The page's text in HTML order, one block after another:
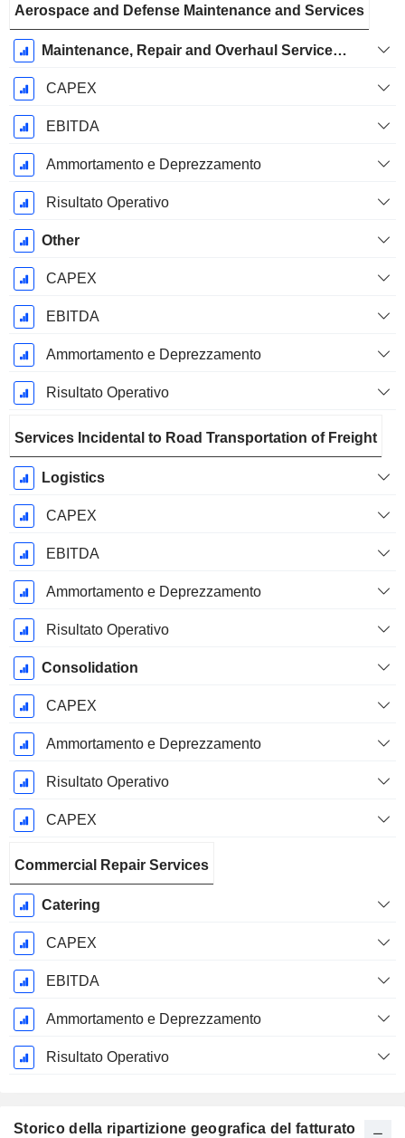
Aerospace and Defense Maintenance and Services
Maintenance, Repair and Overhaul Services (MRO)
CAPEX
EBITDA
Ammortamento e Deprezzamento
Risultato Operativo
Other
CAPEX
EBITDA
Ammortamento e Deprezzamento
Risultato Operativo
Services Incidental to Road Transportation of Freight
Logistics
CAPEX
EBITDA
Ammortamento e Deprezzamento
Risultato Operativo
Consolidation
CAPEX
Ammortamento e Deprezzamento
Risultato Operativo
CAPEX
Commercial Repair Services
Catering
CAPEX
EBITDA
Ammortamento e Deprezzamento
Risultato Operativo
Storico della ripartizione geografica del fatturato